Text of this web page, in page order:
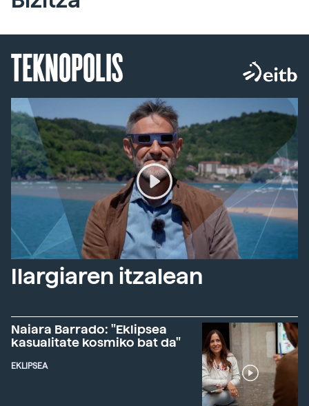
TEKNOPOLIS
Ilargiaren itzalean
Naiara Barrado: "Eklipsea
kasualitate kosmiko bat da"
EKLIPSEA